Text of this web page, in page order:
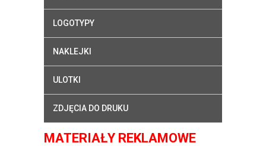
LOGOTYPY
NAKLEJKI
ULOTKI
ZDJĘCIA DO DRUKU
MATERIAŁY REKLAMOWE